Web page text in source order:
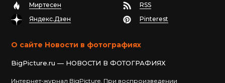
Миртесен
RSS
Яндекс.Дзен
Pinterest
О сайте Новости в фотографиях
BigPicture.ru — НОВОСТИ В ФОТОГРАФИЯХ
Интернет-журнал BigPicture. При воспроизведении